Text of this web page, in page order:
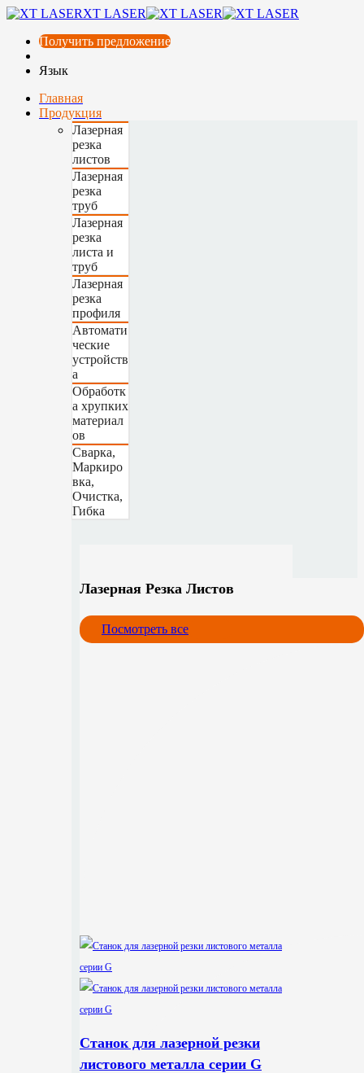
XT LASER
Получить предложение
Язык
Главная
Продукция
Лазерная
резка
листов
Лазерная
резка
труб
Лазерная
резка
листа и
труб
Лазерная
резка
профиля
Автомати
ческие
устройств
а
Обработк
а хрупких
материал
ов
Сварка,
Маркиро
вка,
Очистка,
Гибка
Лазерная Резка Листов
Посмотреть все
Станок для лазерной резки
листового металла серии G